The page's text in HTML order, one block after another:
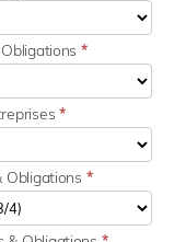
*
*
Obligations *